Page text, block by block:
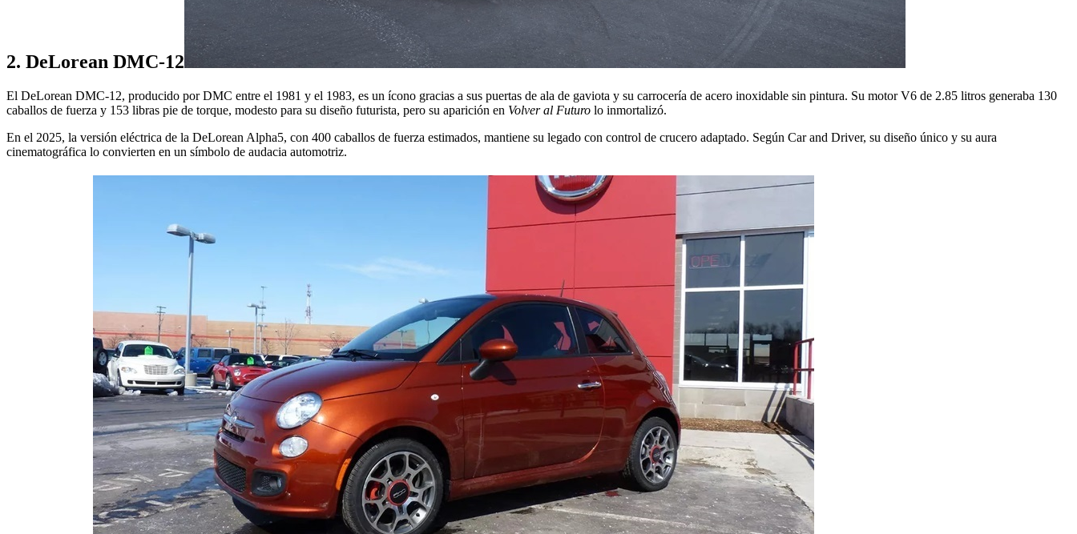
2. DeLorean DMC-12
El DeLorean DMC-12, producido por DMC entre el 1981 y el 1983, es un ícono gracias a sus puertas de ala de gaviota y su carrocería de acero inoxidable sin pintura. Su motor V6 de 2.85 litros generaba 130
caballos de fuerza y 153 libras pie de torque, modesto para su diseño futurista, pero su aparición en Volver al Futuro lo inmortalizó.
En el 2025, la versión eléctrica de la DeLorean Alpha5, con 400 caballos de fuerza estimados, mantiene su legado con control de crucero adaptado. Según Car and Driver, su diseño único y su aura
cinematográfica lo convierten en un símbolo de audacia automotriz.